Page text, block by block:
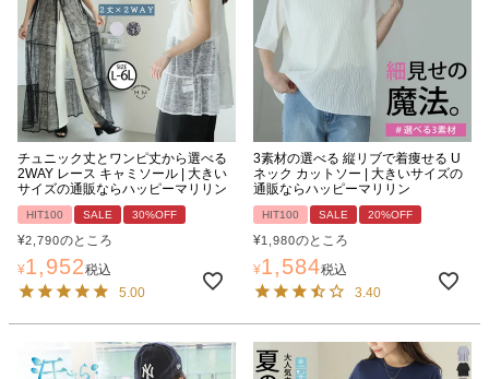
チュニック丈とワンピ丈から選べる
2WAY レース キャミソール | 大きい
サイズの通販ならハッピーマリリン
HIT100 SALE 30%OFF
¥2,790のところ
¥1,952税込
5.00
3素材の選べる 縦リブで着痩せる U
ネック カットソー | 大きいサイズの
通販ならハッピーマリリン
HIT100 SALE 20%OFF
¥1,980のところ
¥1,584税込
3.40